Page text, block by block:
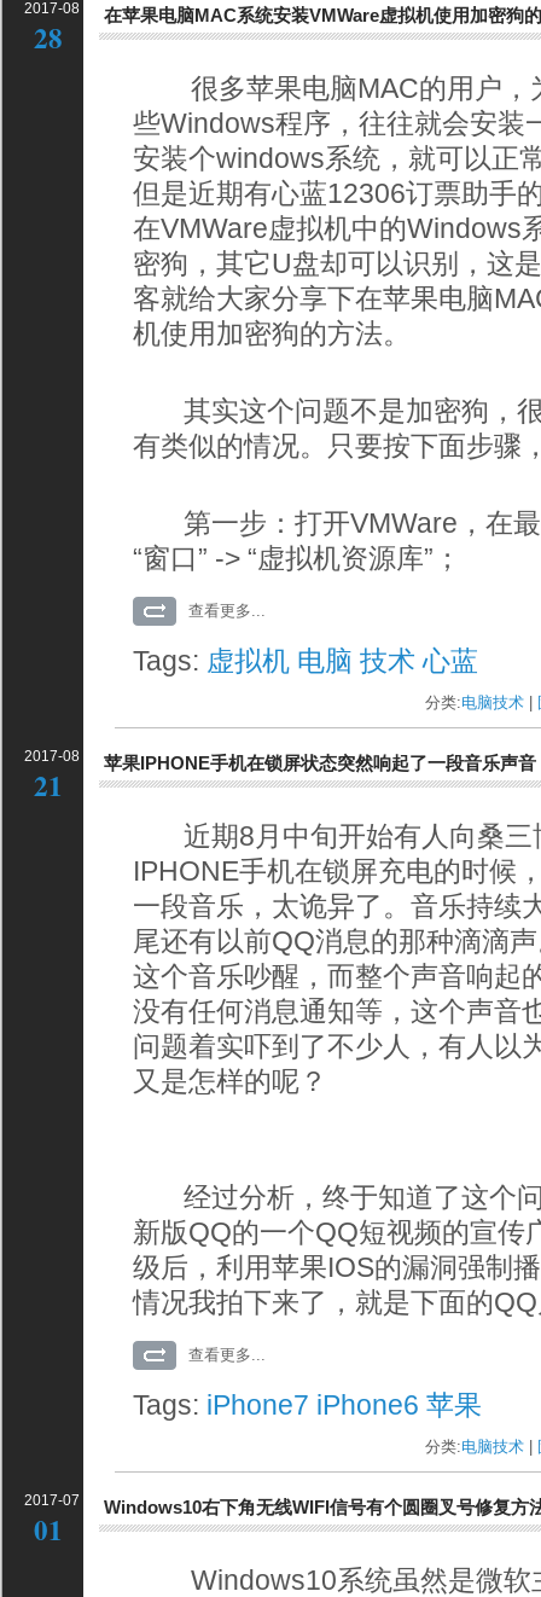
2017-08
28
在苹果电脑MAC系统安装VMWare虚拟机使用加密狗
很多苹果电脑MAC的用户，
些Windows程序，往往就会安装
安装个windows系统，就可以正
但是近期有心蓝12306订票助手
在VMWare虚拟机中的Windows
密狗，其它U盘却可以识别，这
客就给大家分享下在苹果电脑
机使用加密狗的方法。
其实这个问题不是加密狗，
有类似的情况。只要按下面步骤
第一步：打开VMWare，在最
“窗口” -> “虚拟机资源库”；
查看更多...
Tags: 虚拟机 电脑 技术 心蓝
分类:电脑技术
2017-08
21
苹果IPHONE手机在锁屏状态突然响起了一段音乐声音
近期8月中旬开始有人向桑三
IPHONE手机在锁屏充电的时候
一段音乐，太诡异了。音乐持续
尾还有以前QQ消息的那种滴滴
这个音乐吵醒，而整个声音响起
没有任何消息通知等，这个声音
问题着实吓到了不少人，有人以
又是怎样的呢？
经过分析，终于知道了这个
新版QQ的一个QQ短视频的宣传
级后，利用苹果IOS的漏洞强制
情况我拍下来了，就是下面的
查看更多...
Tags: iPhone7 iPhone6 苹果
分类:电脑技术
2017-07
01
Windows10右下角无线WIFI信号有个圆圈叉号修复方
Windows10系统虽然是微软